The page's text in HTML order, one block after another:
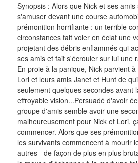
Synopsis : Alors que Nick et ses
s'amuser devant une course
prémonition horrifiante : un terrible
circonstances fait voler en éclat une
projetant des débris enflammés qui
ses amis et fait s'écrouler sur lui une
En proie à la panique, Nick parvient
Lori et leurs amis Janet et Hunt de
seulement quelques secondes avant
effroyable vision...Persuadé d'avoir
groupe d'amis semble avoir une
malheureusement pour Nick et Lori,
commencer. Alors que ses
les survivants commencent à mourir
autres - de façon de plus en plus